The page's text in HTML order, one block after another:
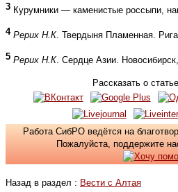
3 Курумники — каменистые россыпи,
4 Рерих Н.К. Твердыня Пламенная.
5 Рерих Н.К. Сердце Азии.
Рассказать о
Работа СибРО ведётся на
Пожалуйста, поддержите
Назад в раздел : Вести с Алтая